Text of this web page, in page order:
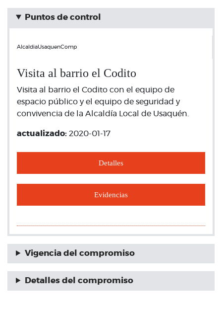
Puntos de control
AlcaldiaUsaquenComp
Visita al barrio el Codito
Visita al barrio el Codito con el equipo de
espacio público y el equipo de seguridad y
convivencia de la Alcaldía Local de Usaquén.
actualizado: 2020-01-17
Detalles
Evidencias
Vigencia del compromiso
Detalles del compromiso